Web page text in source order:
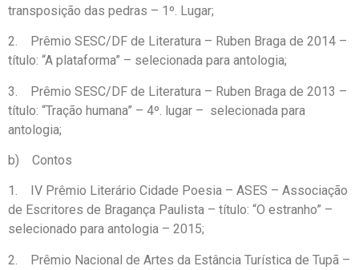
transposição das pedras – 1º. Lugar;
2. Prêmio SESC/DF de Literatura – Ruben Braga de 2014 –
título: “A plataforma” – selecionada para antologia;
3. Prêmio SESC/DF de Literatura – Ruben Braga de 2013 –
título: “Tração humana” – 4º. lugar – selecionada para
antologia;
b) Contos
1. IV Prêmio Literário Cidade Poesia – ASES – Associação
de Escritores de Bragança Paulista – título: “O estranho” –
selecionado para antologia – 2015;
2. Prêmio Nacional de Artes da Estância Turística de Tupã –